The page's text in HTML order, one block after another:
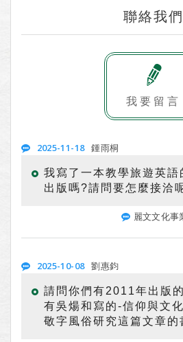
聯絡我們
我要留言
我寫了一本教學旅遊英語
出版嗎?請問要怎麼接洽
麗文文化事
2025-11-18 鍾雨桐
請問你們有2011年出版
有吳煬和寫的-信仰與文
敬字風俗研究這篇文章的
2025-10-08 劉惠鈞